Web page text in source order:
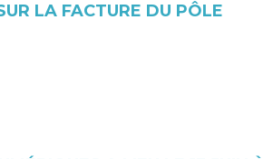
LA FACTURE DU PÔLE